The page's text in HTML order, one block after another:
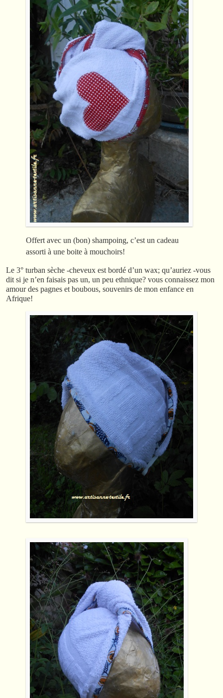
Offert avec un (bon) shampoing, c’est un cadeau
assorti à une boite à mouchoirs!
Le 3° turban sèche -cheveux est bordé d’un wax; qu’auriez -vous
dit si je n’en faisais pas un, un peu ethnique? vous connaissez mon
amour des pagnes et boubous, souvenirs de mon enfance en
Afrique!